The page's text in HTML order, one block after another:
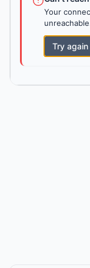
Your
Try again